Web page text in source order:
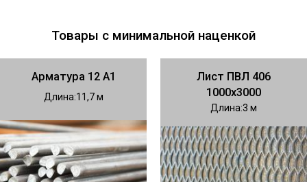
Товары с минимальной наценкой
Арматура 12 А1
Длина 11,7
Лист ПВЛ 406
1000х3000
Длина 3